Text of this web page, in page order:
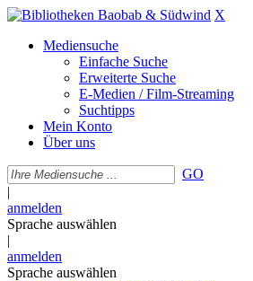
X
Mediensuche
Einfache Suche
Erweiterte Suche
E-Medien / Film-Streaming
Suchtipps
Mein Konto
Über uns
GO
|
anmelden
Sprache auswählen
|
anmelden
Sprache auswählen